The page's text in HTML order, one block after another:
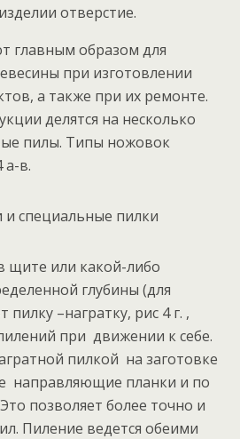
отверстие.
главным образом для
при изготовлении
а также при их ремонте.
делятся на несколько
пилы. Типы ножовок
а-в.
щите или какой-либо
глубины (для
–награтку, рис 4 г. ,
при движении к себе.
пилкой на заготовке
направляющие планки и по
позволяет более точно и
Пиление ведется обеими